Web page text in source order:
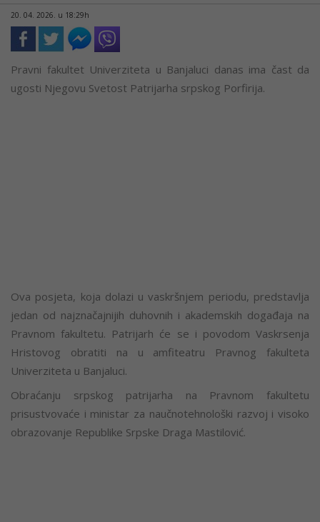
20. 04. 2026. u 18:29h
Pravni fakultet Univerziteta u Banjaluci danas ima čast da
ugosti Njegovu Svetost Patrijarha srpskog Porfirija.
Ova posjeta, koja dolazi u vaskršnjem periodu, predstavlja
jedan od najznačajnijih duhovnih i akademskih događaja na
Pravnom fakultetu. Patrijarh će se i povodom Vaskrsenja
Hristovog obratiti na u amfiteatru Pravnog fakulteta
Univerziteta u Banjaluci.
Obraćanju srpskog patrijarha na Pravnom fakultetu
prisustvovaće i ministar za naučnotehnološki razvoj i visoko
obrazovanje Republike Srpske Draga Mastilović.